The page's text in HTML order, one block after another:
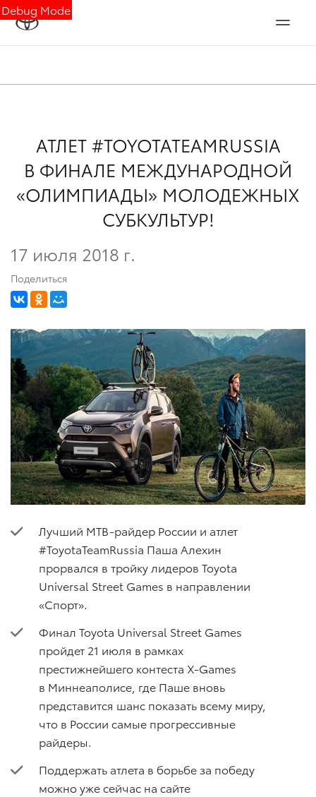
Debug Mode
АТЛЕТ #TOYOTATEAMRUSSIA
В ФИНАЛЕ МЕЖДУНАРОДНОЙ
«ОЛИМПИАДЫ» МОЛОДЕЖНЫХ
СУБКУЛЬТУР!
17 июля 2018 г.
Поделиться
Лучший MTB-райдер России и атлет
#ToyotaTeamRussia Паша Алехин
прорвался в тройку лидеров Toyota
Universal Street Games в направлении
«Спорт».
Финал Toyota Universal Street Games
пройдет 21 июля в рамках
престижнейшего контеста X-Games
в Миннеаполисе, где Паше вновь
представится шанс показать всему миру,
что в России самые прогрессивные
райдеры.
Поддержать атлета в борьбе за победу
можно уже сейчас на сайте